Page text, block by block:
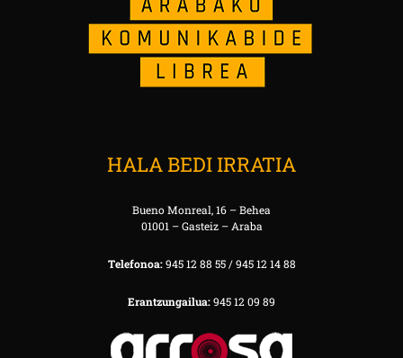
HALA BEDI IRRATIA
Bueno Monreal, 16 – Behea
01001 – Gasteiz – Araba
Telefonoa:945 12 88 55 / 945 12 14 88
Erantzungailua:945 12 09 89